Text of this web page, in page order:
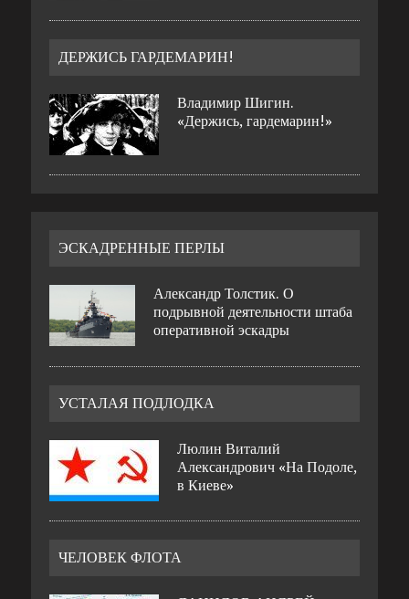
ДЕРЖИСЬ ГАРДЕМАРИН!
Владимир Шигин.
«Держись, гардемарин!»
ЭСКАДРЕННЫЕ ПЕРЛЫ
Александр Толстик. О
подрывной деятельности штаба
оперативной эскадры
УСТАЛАЯ ПОДЛОДКА
Люлин Виталий
Александрович «На Подоле,
в Киеве»
ЧЕЛОВЕК ФЛОТА